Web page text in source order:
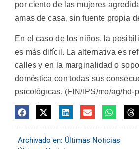
por ciento de las mujeres
amas de casa, sin fuente propia
En el caso de los niños, la
es más difícil. La alternativa es
calles y en la marginalidad o
doméstica con todas sus
psicológicas. (FIN/IPS/mo/ag/hd-
Archivado en: Últimas Noticias